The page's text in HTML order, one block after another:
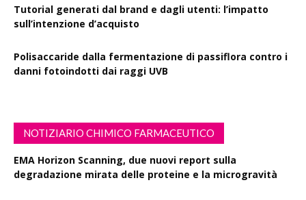
Tutorial generati dal brand e dagli utenti: l’impatto
sull’intenzione d’acquisto
Polisaccaride dalla fermentazione di passiflora contro i
danni fotoindotti dai raggi UVB
NOTIZIARIO CHIMICO FARMACEUTICO
EMA Horizon Scanning, due nuovi report sulla
degradazione mirata delle proteine e la microgravità